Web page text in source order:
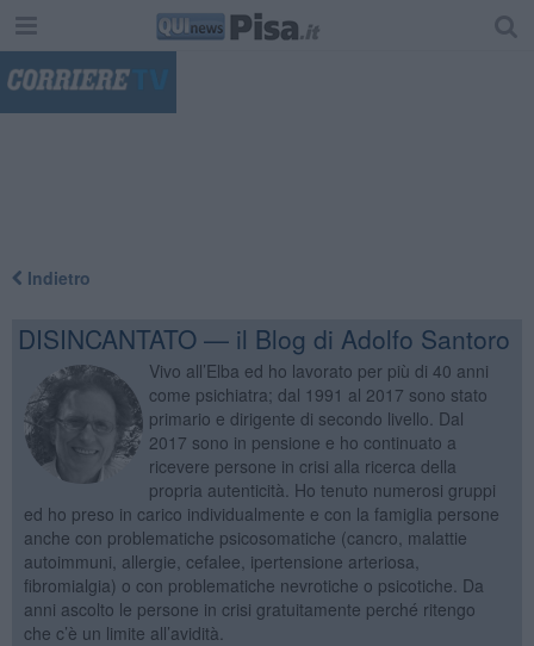
Indietro
DISINCANTATO — il Blog di Adolfo Santoro
Vivo all’Elba ed ho lavorato per più di 40 anni
come psichiatra; dal 1991 al 2017 sono stato
primario e dirigente di secondo livello. Dal
2017 sono in pensione e ho continuato a
ricevere persone in crisi alla ricerca della
propria autenticità. Ho tenuto numerosi gruppi
ed ho preso in carico individualmente e con la famiglia persone
anche con problematiche psicosomatiche (cancro, malattie
autoimmuni, allergie, cefalee, ipertensione arteriosa,
fibromialgia) o con problematiche nevrotiche o psicotiche. Da
anni ascolto le persone in crisi gratuitamente perché ritengo
che c’è un limite all’avidità.